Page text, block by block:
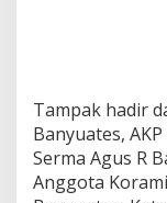
Tampak hadir
Banyuates,
Serma Agus R
Anggota